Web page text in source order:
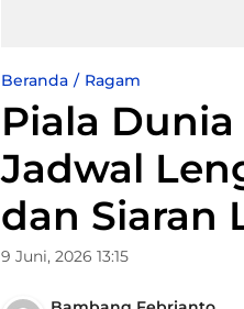
Beranda Ragam
Piala
Jadwal
dan Siaran
9 Juni, 2026 13:15